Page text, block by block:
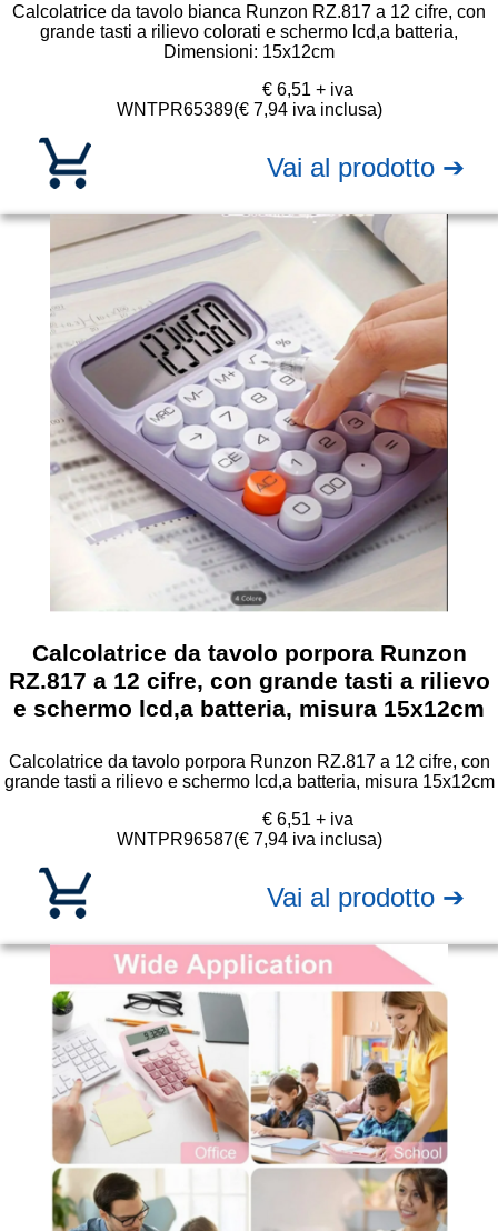
Calcolatrice da tavolo bianca Runzon RZ.817 a 12 cifre, con
grande tasti a rilievo colorati e schermo lcd,a batteria,
Dimensioni: 15x12cm
WNTPR65389
€ 6,51 + iva
(€ 7,94 iva inclusa)
Vai al prodotto ➔
Calcolatrice da tavolo porpora Runzon
RZ.817 a 12 cifre, con grande tasti a rilievo
e schermo lcd,a batteria, misura 15x12cm
Calcolatrice da tavolo porpora Runzon RZ.817 a 12 cifre, con
grande tasti a rilievo e schermo lcd,a batteria, misura 15x12cm
WNTPR96587
€ 6,51 + iva
(€ 7,94 iva inclusa)
Vai al prodotto ➔